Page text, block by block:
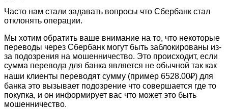
Часто нам стали задавать вопросы что Сбербанк стал
отклонять операции.
Мы хотим обратить ваше внимание на то, что некоторые
переводы через Сбербанк могут быть заблокированы из-
за подозрения на мошенничество. Это происходит, если
сумма перевода для банка является не обычной так как
наши клиенты переводят сумму (пример 6528.00₽) для
банка это вызывает подозрение что совершается где то
покупка, и он информирует вас что может это быть
мошенничество.